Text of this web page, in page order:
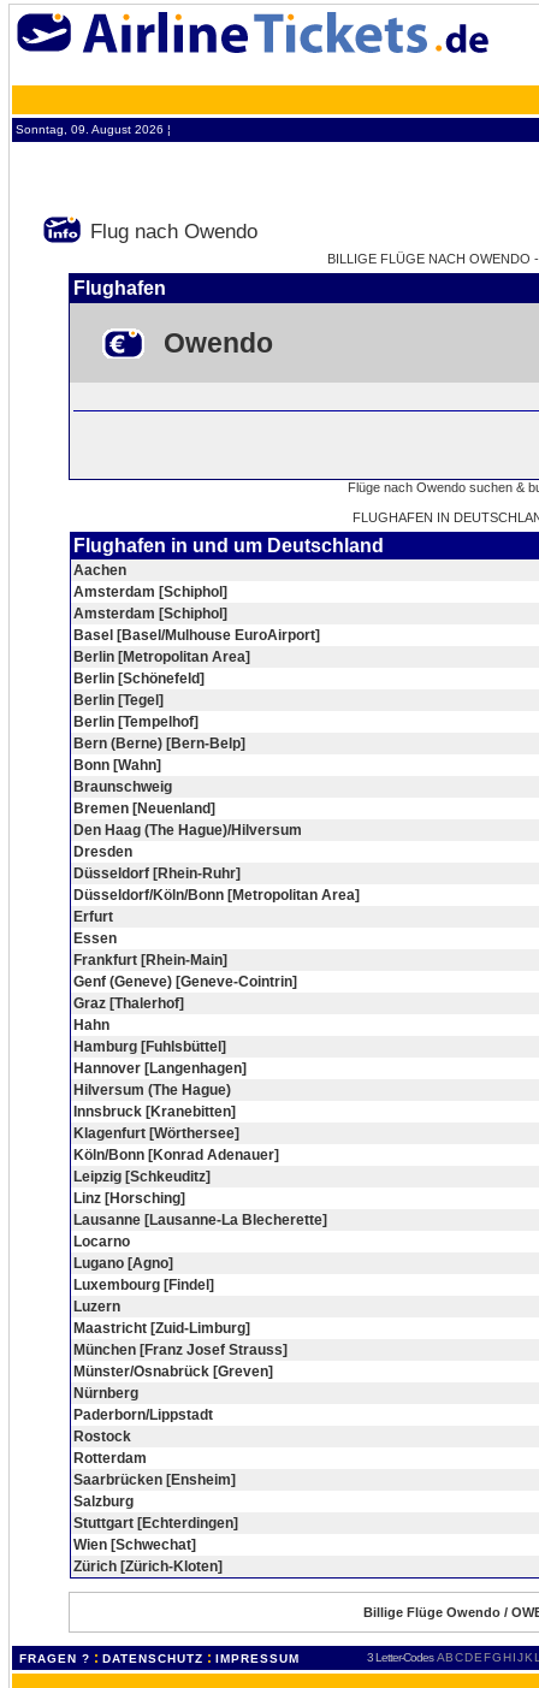
Sonntag, 09. August 2026 ¦
Flug nach Owendo
BILLIGE FLÜGE NACH OWENDO
Flughafen
Owendo
FLUGHAFEN IN
Flughafen in und um Deutschland
Aachen
Amsterdam [Schiphol]
Amsterdam [Schiphol]
Basel [Basel/Mulhouse EuroAirport]
Berlin [Metropolitan Area]
Berlin [Schönefeld]
Berlin [Tegel]
Berlin [Tempelhof]
Bern (Berne) [Bern-Belp]
Bonn [Wahn]
Braunschweig
Bremen [Neuenland]
Den Haag (The Hague)/Hilversum
Dresden
Düsseldorf [Rhein-Ruhr]
Düsseldorf/Köln/Bonn [Metropolitan Area]
Erfurt
Essen
Frankfurt [Rhein-Main]
Genf (Geneve) [Geneve-Cointrin]
Graz [Thalerhof]
Hahn
Hamburg [Fuhlsbüttel]
Hannover [Langenhagen]
Hilversum (The Hague)
Innsbruck [Kranebitten]
Klagenfurt [Wörthersee]
Köln/Bonn [Konrad Adenauer]
Leipzig [Schkeuditz]
Linz [Horsching]
Lausanne [Lausanne-La Blecherette]
Locarno
Lugano [Agno]
Luxembourg [Findel]
Luzern
Maastricht [Zuid-Limburg]
München [Franz Josef Strauss]
Münster/Osnabrück [Greven]
Nürnberg
Paderborn/Lippstadt
Rostock
Rotterdam
Saarbrücken [Ensheim]
Salzburg
Stuttgart [Echterdingen]
Wien [Schwechat]
Zürich [Zürich-Kloten]
Billige Flüge Owendo /
FRAGEN ? : DATENSCHUTZ : IMPRESSUM 3 Letter-Codes ABCDEFGH IJKL